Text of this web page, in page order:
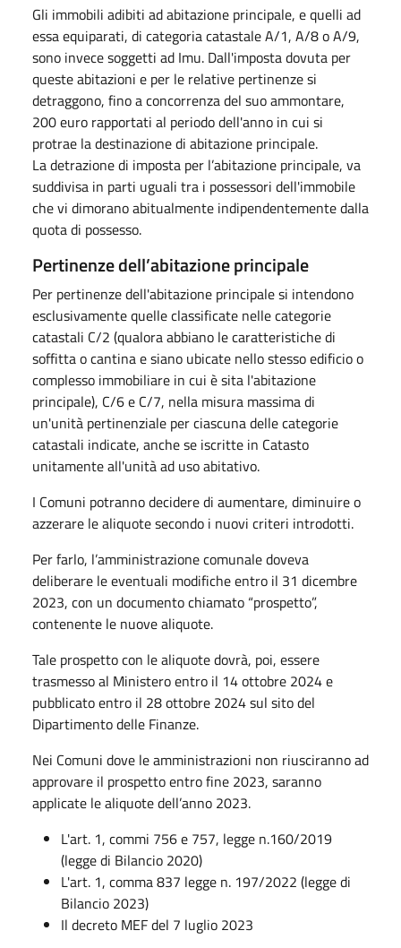
Gli immobili adibiti ad abitazione principale, e quelli ad
essa equiparati, di categoria catastale A/1, A/8 o A/9,
sono invece soggetti ad Imu. Dall'imposta dovuta per
queste abitazioni e per le relative pertinenze si
detraggono, fino a concorrenza del suo ammontare,
200 euro rapportati al periodo dell'anno in cui si
protrae la destinazione di abitazione principale.
La detrazione di imposta per l’abitazione principale, va
suddivisa in parti uguali tra i possessori dell'immobile
che vi dimorano abitualmente indipendentemente dalla
quota di possesso.
Pertinenze dell’abitazione principale
Per pertinenze dell'abitazione principale si intendono
esclusivamente quelle classificate nelle categorie
catastali C/2 (qualora abbiano le caratteristiche di
soffitta o cantina e siano ubicate nello stesso edificio o
complesso immobiliare in cui è sita l'abitazione
principale), C/6 e C/7, nella misura massima di
un'unità pertinenziale per ciascuna delle categorie
catastali indicate, anche se iscritte in Catasto
unitamente all'unità ad uso abitativo.
I Comuni potranno decidere di aumentare, diminuire o
azzerare le aliquote secondo i nuovi criteri introdotti.
Per farlo, l’amministrazione comunale doveva
deliberare le eventuali modifiche entro il 31 dicembre
2023, con un documento chiamato “prospetto”,
contenente le nuove aliquote.
Tale prospetto con le aliquote dovrà, poi, essere
trasmesso al Ministero entro il 14 ottobre 2024 e
pubblicato entro il 28 ottobre 2024 sul sito del
Dipartimento delle Finanze.
Nei Comuni dove le amministrazioni non riusciranno ad
approvare il prospetto entro fine 2023, saranno
applicate le aliquote dell’anno 2023.
L'art. 1, commi 756 e 757, legge n.160/2019
(legge di Bilancio 2020)
L'art. 1, comma 837 legge n. 197/2022 (legge di
Bilancio 2023)
Il decreto MEF del 7 luglio 2023